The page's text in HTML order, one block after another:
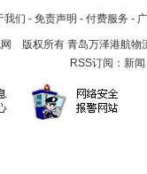
我们 - 免责声明 - 付费服务 -
版权所有 青岛万泽港航物
RSS订阅： 新闻